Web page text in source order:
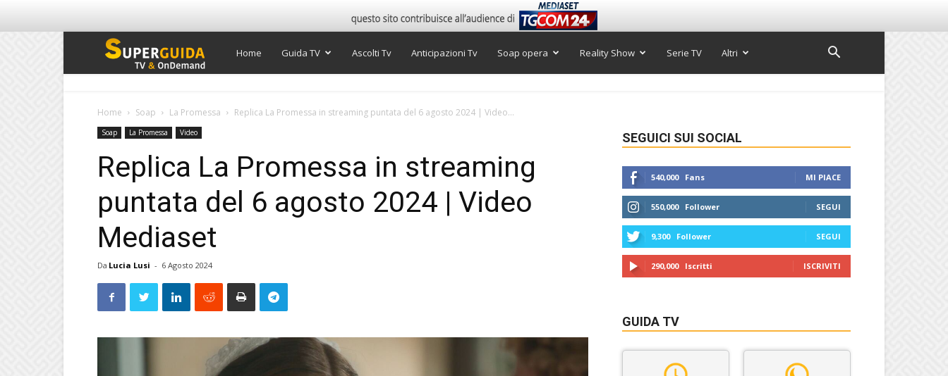
Super
Home Guida TV Ascolti Tv Anticipazioni Tv Soap opera Reality Show Serie TV Altri
Home Soap La Promessa Replica La Promessa in streaming puntata del 6 agosto 2024 | Video...
Soap La Promessa Video
Replica La Promessa in streaming
puntata del 6 agosto 2024 | Video
Mediaset
Da Lucia Lusi - 6 Agosto 2024
SEGUICI SUI SOCIAL
540,000 Fans MI PIACE
550,000 Follower SEGUI
9,300 Follower SEGUI
290,000 Iscritti ISCRIVITI
GUIDA TV